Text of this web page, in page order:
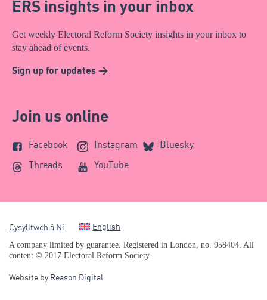
ERS insights in your inbox
Get weekly Electoral Reform Society insights in your inbox to
stay ahead of events.
Sign up for updates >
Join us online
Facebook Instagram
Bluesky
Threads
YouTube
Cysylltwch â Ni English
A company limited by guarantee. Registered in London, no. 958404. All
content © 2017 Electoral Reform Society
Website by Reason Digital